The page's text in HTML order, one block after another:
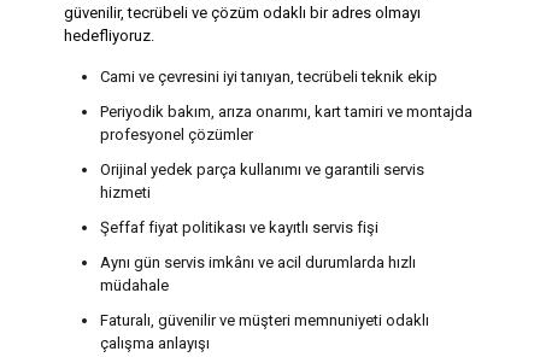
güvenilir, tecrübeli ve çözüm odaklı bir adres olmayı
hedefliyoruz.
Cami ve çevresini iyi tanıyan, tecrübeli teknik ekip
Periyodik bakım, arıza onarımı, kart tamiri ve montajda
profesyonel çözümler
Orijinal yedek parça kullanımı ve garantili servis
hizmeti
Şeffaf fiyat politikası ve kayıtlı servis fişi
Aynı gün servis imkânı ve acil durumlarda hızlı
müdahale
Faturalı, güvenilir ve müşteri memnuniyeti odaklı
çalışma anlayışı